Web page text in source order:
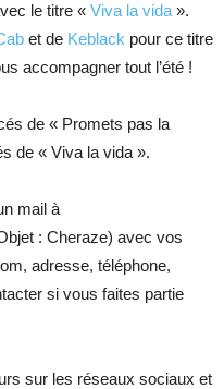
le titre « Viva la vida ».
et de Keblack pour ce titre
accompagner tout l’été !
de « Promets pas la
de « Viva la vida ».
mail à
: Cheraze) avec vos
adresse, téléphone,
si vous faites partie
sur les réseaux sociaux et